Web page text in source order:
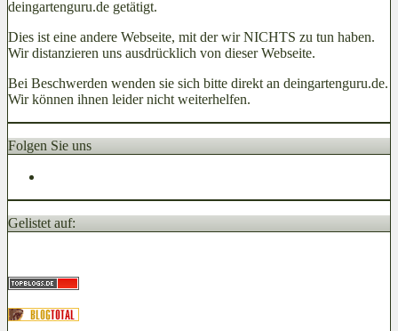
deingartenguru.de getätigt.
Dies ist eine andere Webseite, mit der wir NICHTS zu tun haben.
Wir distanzieren uns ausdrücklich von dieser Webseite.
Bei Beschwerden wenden sie sich bitte direkt an deingartenguru.de.
Wir können ihnen leider nicht weiterhelfen.
Folgen Sie uns
Gelistet auf: